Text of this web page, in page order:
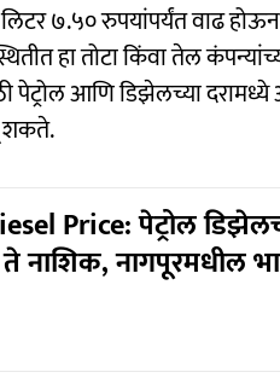
७.५० रुपयांपर्यंत वाढ
हा तोटा किंवा तेल
आणि डिझेलच्या
शकते.
Price: पेट्रोल
नाशिक, नागपूरमधील